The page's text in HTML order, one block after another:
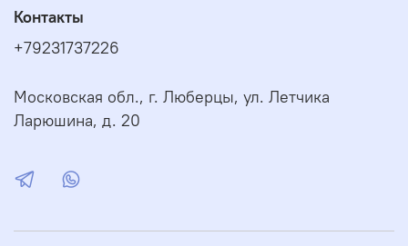
Контакты
+79231737226
Московская обл., г. Люберцы, ул. Летчика
Ларюшина, д. 20